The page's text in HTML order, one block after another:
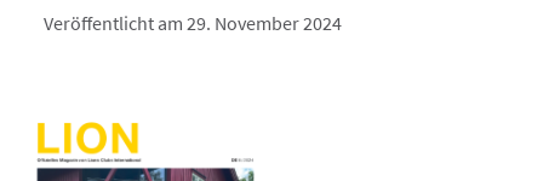
Veröffentlicht am 29. November 2024